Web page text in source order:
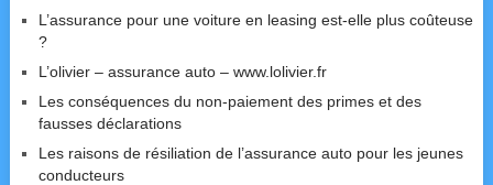
L’assurance pour une voiture en leasing est-elle plus coûteuse
?
L’olivier – assurance auto – www.lolivier.fr
Les conséquences du non-paiement des primes et des
fausses déclarations
Les raisons de résiliation de l’assurance auto pour les jeunes
conducteurs